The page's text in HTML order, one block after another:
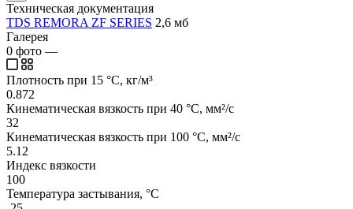
Техническая документация
TDS REMORA ZF SERIES 2,6 мб
Галерея
0 фото —
Плотность при 15 °C, кг/м³
0.872
Кинематическая вязкость при 40 °C, мм²/с
32
Кинематическая вязкость при 100 °C, мм²/с
5.12
Индекс вязкости
100
Температура застывания, °C